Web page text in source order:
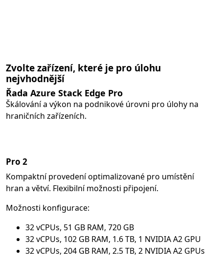
Zvolte zařízení, které je pro úlohu
nejvhodnější
Řada Azure Stack Edge Pro
Škálování a výkon na podnikové úrovni pro úlohy na
hraničních zařízeních.
Pro 2
Kompaktní provedení optimalizované pro umístění
hran a větví. Flexibilní možnosti připojení.
Možnosti konfigurace:
32 vCPUs, 51 GB RAM, 720 GB
32 vCPUs, 102 GB RAM, 1.6 TB, 1 NVIDIA A2 GPU
32 vCPUs, 204 GB RAM, 2.5 TB, 2 NVIDIA A2 GPUs